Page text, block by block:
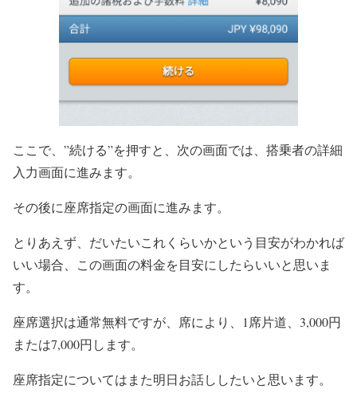
ここで、”続ける”を押すと、次の画面では、搭乗者の詳細
入力画面に進みます。
その後に座席指定の画面に進みます。
とりあえず、だいたいこれくらいかという目安がわかれば
いい場合、この画面の料金を目安にしたらいいと思いま
す。
座席選択は通常無料ですが、席により、1席片道、3,000円
または7,000円します。
座席指定についてはまた明日お話ししたいと思います。